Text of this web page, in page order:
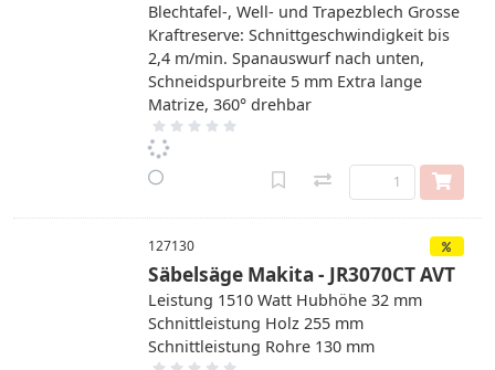
Blechtafel-, Well- und Trapezblech Grosse
Kraftreserve: Schnittgeschwindigkeit bis
2,4 m/min. Spanauswurf nach unten,
Schneidspurbreite 5 mm Extra lange
Matrize, 360° drehbar
127130
Säbelsäge Makita - JR3070CT AVT
Leistung 1510 Watt Hubhöhe 32 mm
Schnittleistung Holz 255 mm
Schnittleistung Rohre 130 mm